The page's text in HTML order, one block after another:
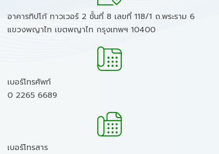
อาคารทิปโก้ ทาวเวอร์ 2 ชั้นที่ 8 เลขที่ 118/1 ถ.พระราม 6
แขวงพญาไท เขตพญาไท กรุงเทพฯ 10400
เบอร์โทรศัพท์
0 2265 6689
เบอร์โทรสาร